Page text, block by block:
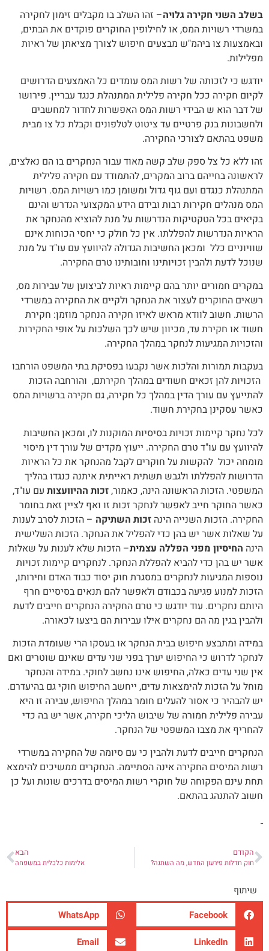
בשלב השני חקירה גלויה– זהו השלב בו מקבלים זימון לחקירה
במשרדי רשויות המס, או לחילופין החוקרים פוקדים את הבתים,
ובאמצעות צו ביהמ"ש מבצעים חיפוש לצורך מציאתן של ראיות
מפלילות.
יודגש כי לזכותה של רשות המס עומדים כל האמצעים הדרושים
לקיום חקירה ככל חקירה פלילית המתנהלת כנגד עבריין. פירושו
של דבר הוא ש הבידי רשות המס האפשרות לחדור למחשבים
ולחשבונות בנק פרטיים עד ציטוט לטלפונים וקבלת כל צו מבית
משפט בהתאם לצורכי החקירה.
זהו ללא כל צל ספק שלב קשה מאוד עבור הנחקרים בו הם נאלצים,
לראשונה בחייהם ברוב המקרים, להתמודד עם חקירה פלילית
המתנהלת כנגדם ועם גוף גדול ומשומן כמו רשויות המס. רשויות
המס מנהלים חקירות רבות ובידם הידע המקצועי הנדרש והינם
בקיאים בכל הטקטיקות הנדרשות על מנת להוציא מהנחקר את
הראיות הנדרשות להפללתו. אין כל חולק כי יחסי הכוחות אינם
שוויוניים כלל ומכאן החשיבות הגדולה להיוועץ עם עו"ד על מנת
שנוכל לדעת ולהבין זכויותינו וחובותינו טרם החקירה.
במקרים חמורים יותר בהם קיימות ראיות לביצוען של עבירות מס,
רשאים החוקרים לעצור את הנחקר ולקיים את החקירה במשרדי
הרשות. חשוב לוודא מראש לאיזו חקירה הנחקר מוזמן: חקירת
חשוד או חקירת עד, מכיוון שיש לכך השלכות על אופי החקירות
והזכויות המגיעות לנחקר במהלך החקירה.
בעקבות תמורות והלכות אשר נקבעו בפסיקת בתי המשפט הורחבו
הזכויות להן זכאים חשודים במהלך חקירתם, והורחבה הזכות
להתייעץ עם עורך הדין במהלך כל חקירה, גם חקירה ברשויות המס
כאשר עסקינן בחקירת חשוד.
לכל נחקר קיימות זכויות בסיסיות המוקנות לו, ומכאן החשיבות
להיוועץ עם עו"ד טרם החקירה. ייעוץ מקדים של עורך דין מיסוי
מומחה יכול להקשות על חוקרים לקבל מהנחקר את כל הראיות
הדרושות להפללתו ולגבש תשתית ראייתית איתנה כנגדו בהליך
המשפטי. הזכות הראשונה הינה, כאמור,זכות ההיוועצות עם עו"ד,
כאשר החוקר חייב לאפשר לנחקר זכות זו ואף לציין זאת בחומר
החקירה. הזכות השנייה הינה זכות השתיקה – הזכות לסרב לענות
על שאלות אשר יש בהן כדי להפליל את הנחקר. הזכות השלישית
הינה החיסיון מפני הפללה עצמית– הזכות שלא לענות על שאלות
אשר יש בהן כדי להביא להפללת הנחקר. לנחקרים קיימות זכויות
נוספות המגיעות לנחקרים במסגרת חוק יסוד כבוד האדם וחירותו,
הזכות למנוע פגיעה בכבודם ולאפשר להם תנאים בסיסיים חרף
היותם נחקרים. עוד יודגש כי טרם החקירה הנחקרים חייבים לדעת
ולהבין בגין מה הם נחקרים אילו עבירות הם ביצעו לכאורה.
במידה ומתבצע חיפוש בבית הנחקר או בעסקו הרי שעומדת הזכות
לנחקר לדרוש כי החיפוש יערך בפני שני עדים שאינם שוטרים ואם
אין שני עדים כאלה, החיפוש אינו נחשב לחוקי. במידה והנחקר
מוחל על הזכות להימצאות עדים, ייחשב החיפוש חוקי גם בהיעדרם.
יש להבהיר כי אסור להעלים חומר במהלך החיפוש, עבירה זו היא
עבירה פלילית חמורה של שיבוש הליכי חקירה, אשר יש בה כדי
להחריף את מצבו המשפטי של הנחקר.
הנחקרים חייבים לדעת ולהבין כי עם סיומה של החקירה במשרדי
רשות המיסים החקירה אינה הסתיימה. הנחקרים ממשיכים להימצא
תחת עינם הפקוחה של חוקרי רשות המיסים בדרכים שונות ועל כן
חשוב להתנהג בהתאם.
הקודם
חוק חדלות פירעון החדש, מה השתנה?
הבא
אלימות כלכלית במשפחה
שיתוף
Facebook
WhatsApp
LinkedIn
Email